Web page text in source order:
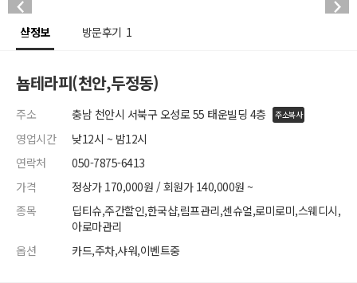
샵정보 방문후기 1
뇸테라피(천안,두정동)
주소 충남 천안시 서북구 오성로 55 태운빌딩 4층 주소복사
영업시간
낮12시 ~ 밤12시
연락처
050-7875-6413
가격
정상가 170,000원 / 회원가 140,000원 ~
종목
딥티슈,주간할인,한국샵,림프관리,센슈얼,로미로미,스웨디시,
아로마관리
옵션
카드,주차,샤워,이벤트중